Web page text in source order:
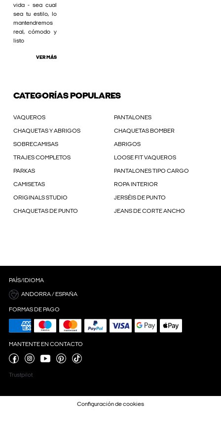
vida - sea cual
sea tu estilo, lo
mantendremos
real, cómodo y
listo
VER MÁS
CATEGORÍAS POPULARES
VAQUEROS PANTALONES
CHAQUETAS Y ABRIGOS CHAQUETAS BOMBER
SOBRECAMISAS ABRIGOS
TRAJES COMPLETOS LOOSE FIT VAQUEROS
PARKAS PANTALONES TIPO CARGO
CAMISETAS ROPA INTERIOR
ORIGINALS STUDIO JERSÉIS DE PUNTO
CHAQUETAS DE PUNTO JEANS DE CORTE ANCHO
PAÍS/IDIOMA
ANDORRA / ESPAÑA
FORMAS DE PAGO
MANTENTE EN CONTACTO
Trustpilot
Configuración de cookies